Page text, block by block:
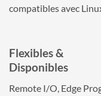
compatibles avec
Flexibles &
Disponibles
Remote I/O, Edge